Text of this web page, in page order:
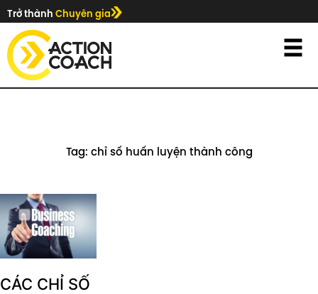
Trở thành Chuyên gia
Tag: chỉ số huấn luyện thành công
CÁC CHỈ SỐ